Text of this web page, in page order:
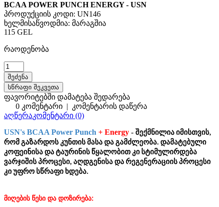
BCAA POWER PUNCH ENERGY - USN
პროდუქციის კოდი: UN146
ხელმისაწვოდმია: მარაგშია
115 GEL
რაოდენობა
სწრაფი შეკვეთა
ფავორიტებში დამატება შედარება
0 კომენტარი | კომენტარის დაწერა
აღწერაკომენტარი (0)
USN's BCAA Power Punch + Energy - შექმნილია იმისთვის,
რომ გაზარდოს კუნთის მასა და გამძლეობა. დამატებული
კოფეინისა და ტაურინის წყალობით კი სტიმულირდება
ვარჯიშის პროცესი, აღდგენისა და რეგენერაციის პროცესი
კი უფრო სწრაფი ხდება.
მიღების წესი და დოზირება: